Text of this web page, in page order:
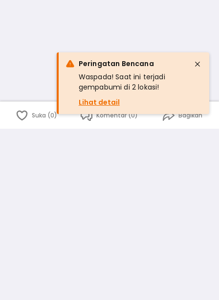
Suka (0) Komentar (0) Bagikan
Peringatan Bencana
Waspada! Saat ini terjadi
gempabumi di 2 lokasi!
Lihat detail